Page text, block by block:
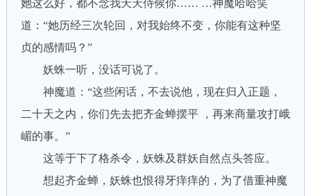
她这么好，都不念我天天侍候你…… …神魔哈哈笑
道：“她历经三次轮回，对我始终不变，你能有这种坚
贞的感情吗？”
妖蛛一听，没话可说了。
神魔道：“这些闲话，不去说他，现在归入正题，
二十天之内，你们先去把齐金蝉摆平 ，再来商量攻打峨
嵋的事。”
这等于下了格杀令，妖蛛及群妖自然点头答应。
想起齐金蝉，妖蛛也恨得牙痒痒的，为了借重神魔